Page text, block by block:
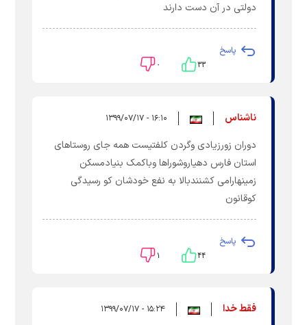
دولتی در آن دست دارند
پاسخ
۳۳ ۰
ناشناس ۱۶:۱۰ - ۱۳۹۹/۰۷/۱۷
دوران زورزیادی وگردن کلفتیست همه جای روستاهای
استان فارس دهیاروشوراها وباکمک بنیادمسکن
زمینهارامی کشنندبالا به نفع خودشان کو رسیدگی
کوقانون
پاسخ
۴۴ ۱
فقط خدا ۱۵:۲۴ - ۱۳۹۹/۰۷/۱۷